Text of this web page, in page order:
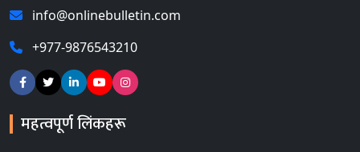
info@onlinebulletin.com
+977-9876543210
महत्वपूर्ण लिंकहरू